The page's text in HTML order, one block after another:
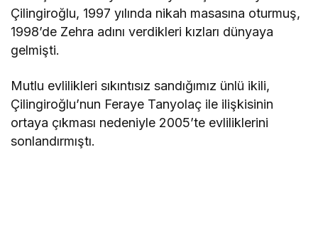
Çilingiroğlu, 1997 yılında nikah masasına oturmuş,
1998’de Zehra adını verdikleri kızları dünyaya
gelmişti.
Mutlu evlilikleri sıkıntısız sandığımız ünlü ikili,
Çilingiroğlu’nun Feraye Tanyolaç ile ilişkisinin
ortaya çıkması nedeniyle 2005’te evliliklerini
sonlandırmıştı.